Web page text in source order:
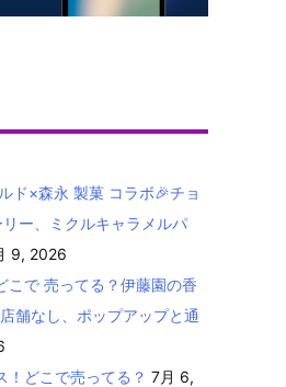
ド×森永 製菓 コラボ🎉チョ
ー、ミクルキャラメルパ
9, 2026
こで 売ってる？伊藤園の香
なし、ポップアップと通
！どこで売ってる？ 7月 6,